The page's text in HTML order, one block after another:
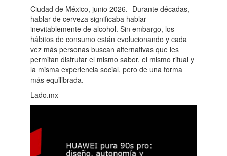
Ciudad de México, junio 2026.- Durante décadas,
hablar de cerveza significaba hablar
inevitablemente de alcohol. Sin embargo, los
hábitos de consumo están evolucionando y cada
vez más personas buscan alternativas que les
permitan disfrutar el mismo sabor, el mismo ritual y
la misma experiencia social, pero de una forma
más equilibrada.
Lado.mx